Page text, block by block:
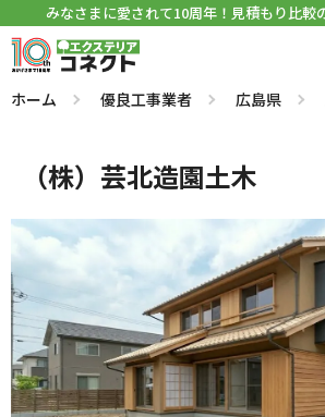
みなさまに愛されて10周年！見積もり比較
ホーム 優良工事業者 広島県
（株）芸北造園土木